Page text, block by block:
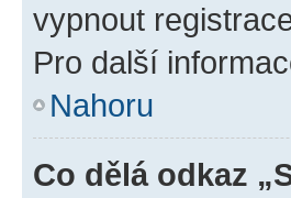
vypnout
Pro další
Nahoru
Co dělá odkaz